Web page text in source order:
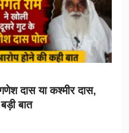
दास या कश्मीर दास,
बात